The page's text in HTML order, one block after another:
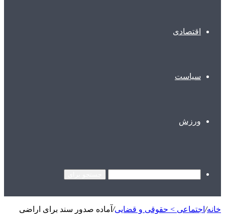
اقتصادی
سیاست
ورزش
خانه/ اجتماعی > حقوقی و قضایی/ آماده صدور سند برای اراضی